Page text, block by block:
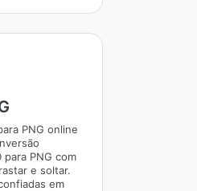
PNG online
para PNG com
e soltar.
em